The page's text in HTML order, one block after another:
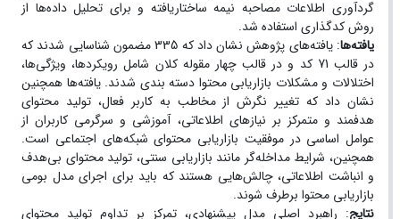
گردآوری اطلاعات مصاحبه نیمه ساختاریافته و برای تحلیل داده‌ها از
روش کدگذاری استفاده شد.
یافته‌ها:
یافته‌های پژوهش نشان داد که 335 مضمون شناسایی شدند که
در قالب 71 کد و
در قالب چهار مقوله کلان شامل رویکردها، ویژگی‌ها،
اختلالات و مشکلات بازاریابی محتوا دسته بندی شدند. یافته‌ها همچنین
نشان داد که تغییر نگرش از مخاطب به کاربر فعال، تولید محتوای
هدفمند و متمرکز بر نیازهای اطلاعاتی، آموزشی و سرگرمی کاربران از
عوامل اساسی در موفقیت بازاریابی محتوای شبکه‌های اجتماعی است.
همچنین، شرایط مداخله‌گر مانند بازاریابی سنتی، تولید محتوای بی‌هدف
و انباشت اطلاعاتی، چالش‌هایی هستند که باید برای اجرای مدل بومی
بازاریابی محتوا برطرف شوند.
نتایج: راهبرد اصلی مدل پیشنهادی، تمرکز بر تداوم تولید محتوای